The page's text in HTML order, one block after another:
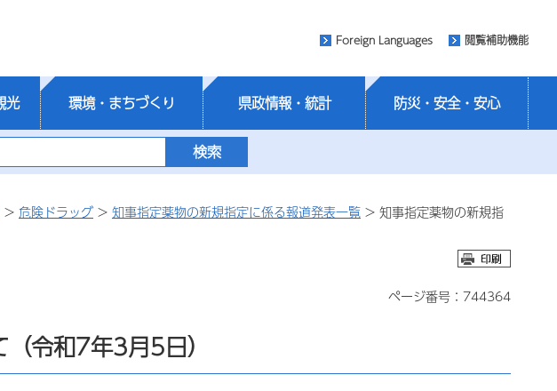
Foreign Languages 閲覧補助機能
光 環境・まちづくり 県政情報・統計 防災・安全・安心
> 危険ドラッグ > 知事指定薬物の新規指定に係る報道発表一覧 > 知事指定薬物の新規指
ページ番号：744364
令和7年3月5日）